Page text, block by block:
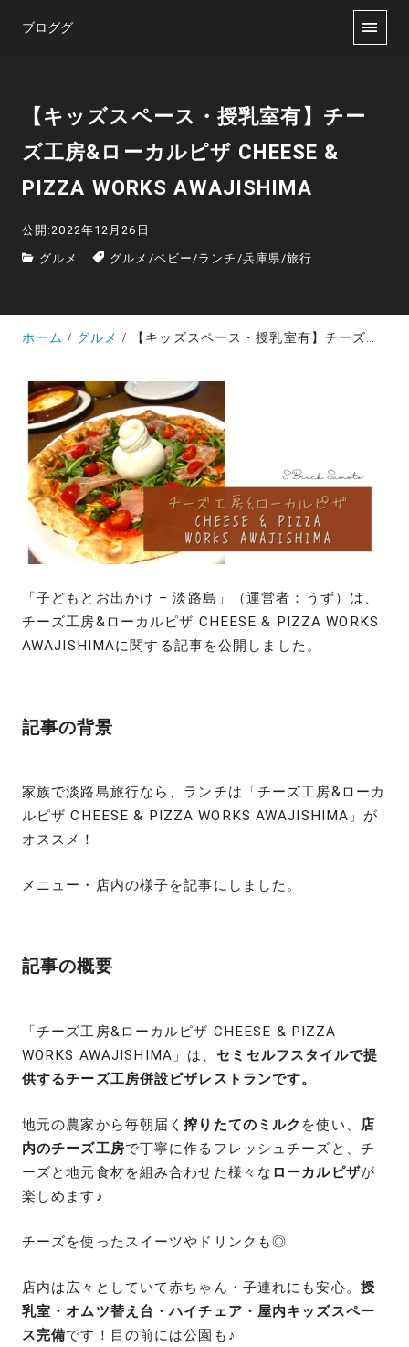
ブロググ
【キッズスペース・授乳室有】チー
ズ工房&ローカルピザ CHEESE &
PIZZA WORKS AWAJISHIMA
公開:2022年12月26日
グルメ グルメ /ベビー /ランチ /兵庫県 /旅行
ホーム グルメ 【キッズスペース・授乳室有】チーズ工房&ローカルピザ CHEESE & PIZZA WORKS AWAJISHIMA
「子どもとお出かけ – 淡路島」（運営者：うず）は、
チーズ工房&ローカルピザ CHEESE & PIZZA WORKS
AWAJISHIMAに関する記事を公開しました。
記事の背景
家族で淡路島旅行なら、ランチは「チーズ工房&ローカ
ルピザ CHEESE & PIZZA WORKS AWAJISHIMA」が
オススメ！
メニュー・店内の様子を記事にしました。
記事の概要
「チーズ工房&ローカルピザ CHEESE & PIZZA
WORKS AWAJISHIMA」は、 セミセルフスタイルで提
供するチーズ工房併設ピザレストランです。
地元の農家から毎朝届く搾りたてのミルク を使い、 店
内のチーズ工房で丁寧に作るフレッシュチーズと、チ
ーズと地元食材を組み合わせた様々な ローカルピザが
楽しめます♪
チーズを使ったスイーツやドリンクも◎
店内は広々としていて赤ちゃん・子連れにも安心。 授
乳室・オムツ替え台・ハイチェア・屋内キッズスペー
ス完備です！目の前には公園も♪